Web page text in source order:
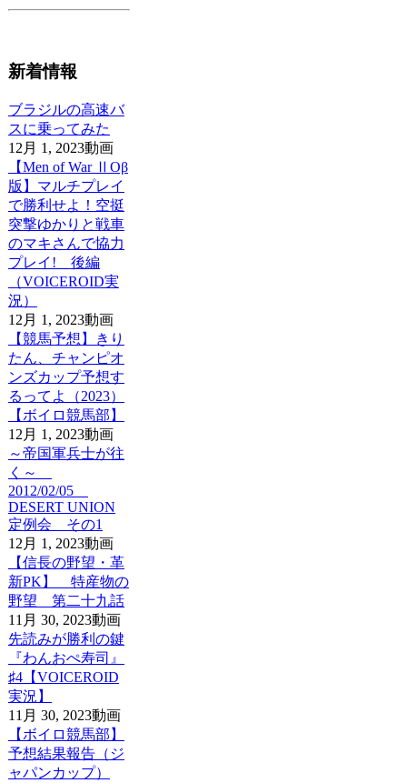
新着情報
ブラジルの高速バ
スに乗ってみた
12月 1, 2023動画
【Men of War ⅡOβ
版】マルチプレイ
で勝利せよ！空挺
突撃ゆかりと戦車
のマキさんで協力
プレイ! 後編
（VOICEROID実
況）
12月 1, 2023動画
【競馬予想】きり
たん、チャンピオ
ンズカップ予想す
るってよ（2023）
【ボイロ競馬部】
12月 1, 2023動画
～帝国軍兵士が往
く～
2012/02/05
DESERT UNION
定例会 その1
12月 1, 2023動画
【信長の野望・革
新PK】 特産物の
野望 第二十九話
11月 30, 2023動画
先読みが勝利の鍵
『わんおぺ寿司』
♯4【VOICEROID
実況】
11月 30, 2023動画
【ボイロ競馬部】
予想結果報告（ジ
ャパンカップ）